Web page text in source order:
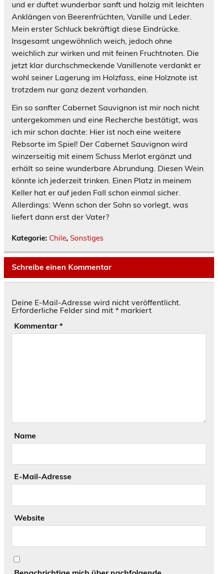
und er duftet wunderbar sanft und holzig mit leichten
Anklängen von Beerenfrüchten, Vanille und Leder.
Mein erster Schluck bekräftigt diese Eindrücke.
Insgesamt ungewöhnlich weich, jedoch ohne
weichlich zur wirken und mit feinen Fruchtnoten. Die
jetzt klar durchschmeckende Vanillenote verdankt er
wohl seiner Lagerung im Holzfass, eine Holznote ist
trotzdem nur ganz dezent vorhanden.
Ein so sanfter Cabernet Sauvignon ist mir noch nicht
untergekommen und eine Recherche bestätigt, was
ich mir schon dachte: Hier ist noch eine weitere
Rebsorte im Spiel! Der Cabernet Sauvignon wird
winzerseitig mit einem Schuss Merlot ergänzt und
erhält so seine wunderbare Abrundung. Diesen Wein
könnte ich jederzeit trinken. Einen Platz in meinem
Keller hat er auf jeden Fall schon einmal sicher.
Allerdings: Wenn schon der Sohn so vorlegt, was
liefert dann erst der Vater?
Kategorie: Chile, Sonstiges
Schreibe einen Kommentar
Deine E-Mail-Adresse wird nicht veröffentlicht.
Erforderliche Felder sind mit * markiert
Kommentar*
Name
E-Mail-Adresse
Website